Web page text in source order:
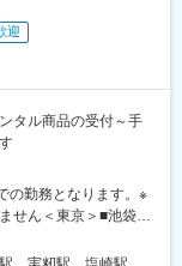
カンパニーであり、
くり”の世界では知名
迎
タル商品の受付～手
の勤務となります。※
せん＜東京＞■池袋本
ビル7F＜埼玉＞■和
朝霞総合保安セン